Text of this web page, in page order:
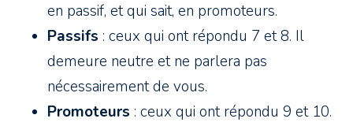
en passif, et qui sait, en promoteurs.
Passifs : ceux qui ont répondu 7 et 8. Il
demeure neutre et ne parlera pas
nécessairement de vous.
Promoteurs : ceux qui ont répondu 9 et 10.